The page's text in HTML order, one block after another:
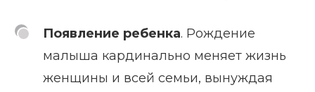
Появление ребенка. Рождение
малыша кардинально меняет жизнь
женщины и всей семьи, вынуждая